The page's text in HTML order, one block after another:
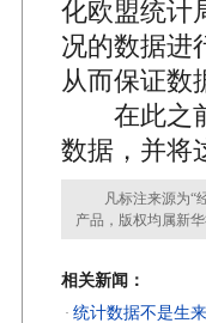
化欧盟统计
况的数据进
从而保证数
在此之前
数据，并将
凡标注来源为“经
产品，版权均属新
相关新闻：
· 统计数据不是生